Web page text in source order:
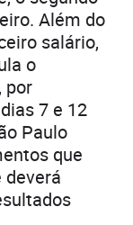
Além do
salário,
o
por
7 e 12
Paulo
que
deverá